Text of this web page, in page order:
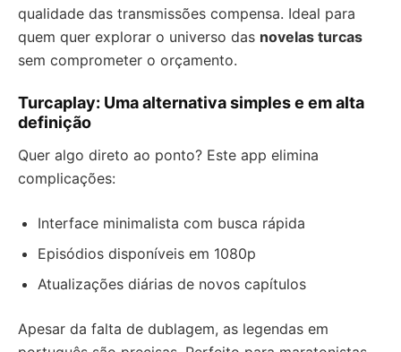
qualidade das transmissões compensa. Ideal para
quem quer explorar o universo das novelas turcas
sem comprometer o orçamento.
Turcaplay: Uma alternativa simples e em alta
definição
Quer algo direto ao ponto? Este app elimina
complicações:
Interface minimalista com busca rápida
Episódios disponíveis em 1080p
Atualizações diárias de novos capítulos
Apesar da falta de dublagem, as legendas em